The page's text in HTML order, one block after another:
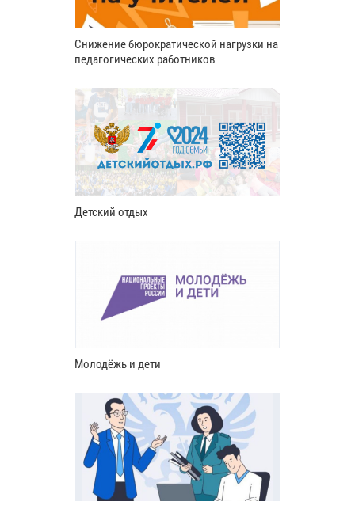
Снижение бюрократической нагрузки на
педагогических работников
Детский отдых
Молодёжь и дети